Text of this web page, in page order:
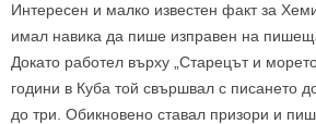
Интересен и малко известен факт за
имал навика да пише изправен на
Докато работел върху „Старецът и
години в Куба той свършвал с писането
до три. Обикновено ставал призори и